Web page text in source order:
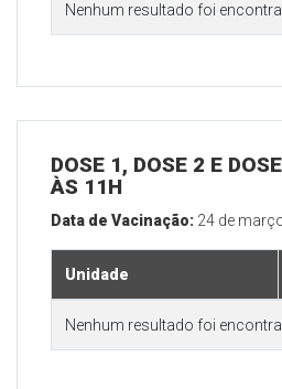
Nenhum resultado foi
DOSE 1, DOSE 2 E
ÀS 11H
Data de Vacinação: 24 de
Unidade
Nenhum resultado foi